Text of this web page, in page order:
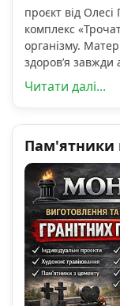
проєкт від
комплекс
організму.
здоров’я
Читати далі...
Пам'ятники